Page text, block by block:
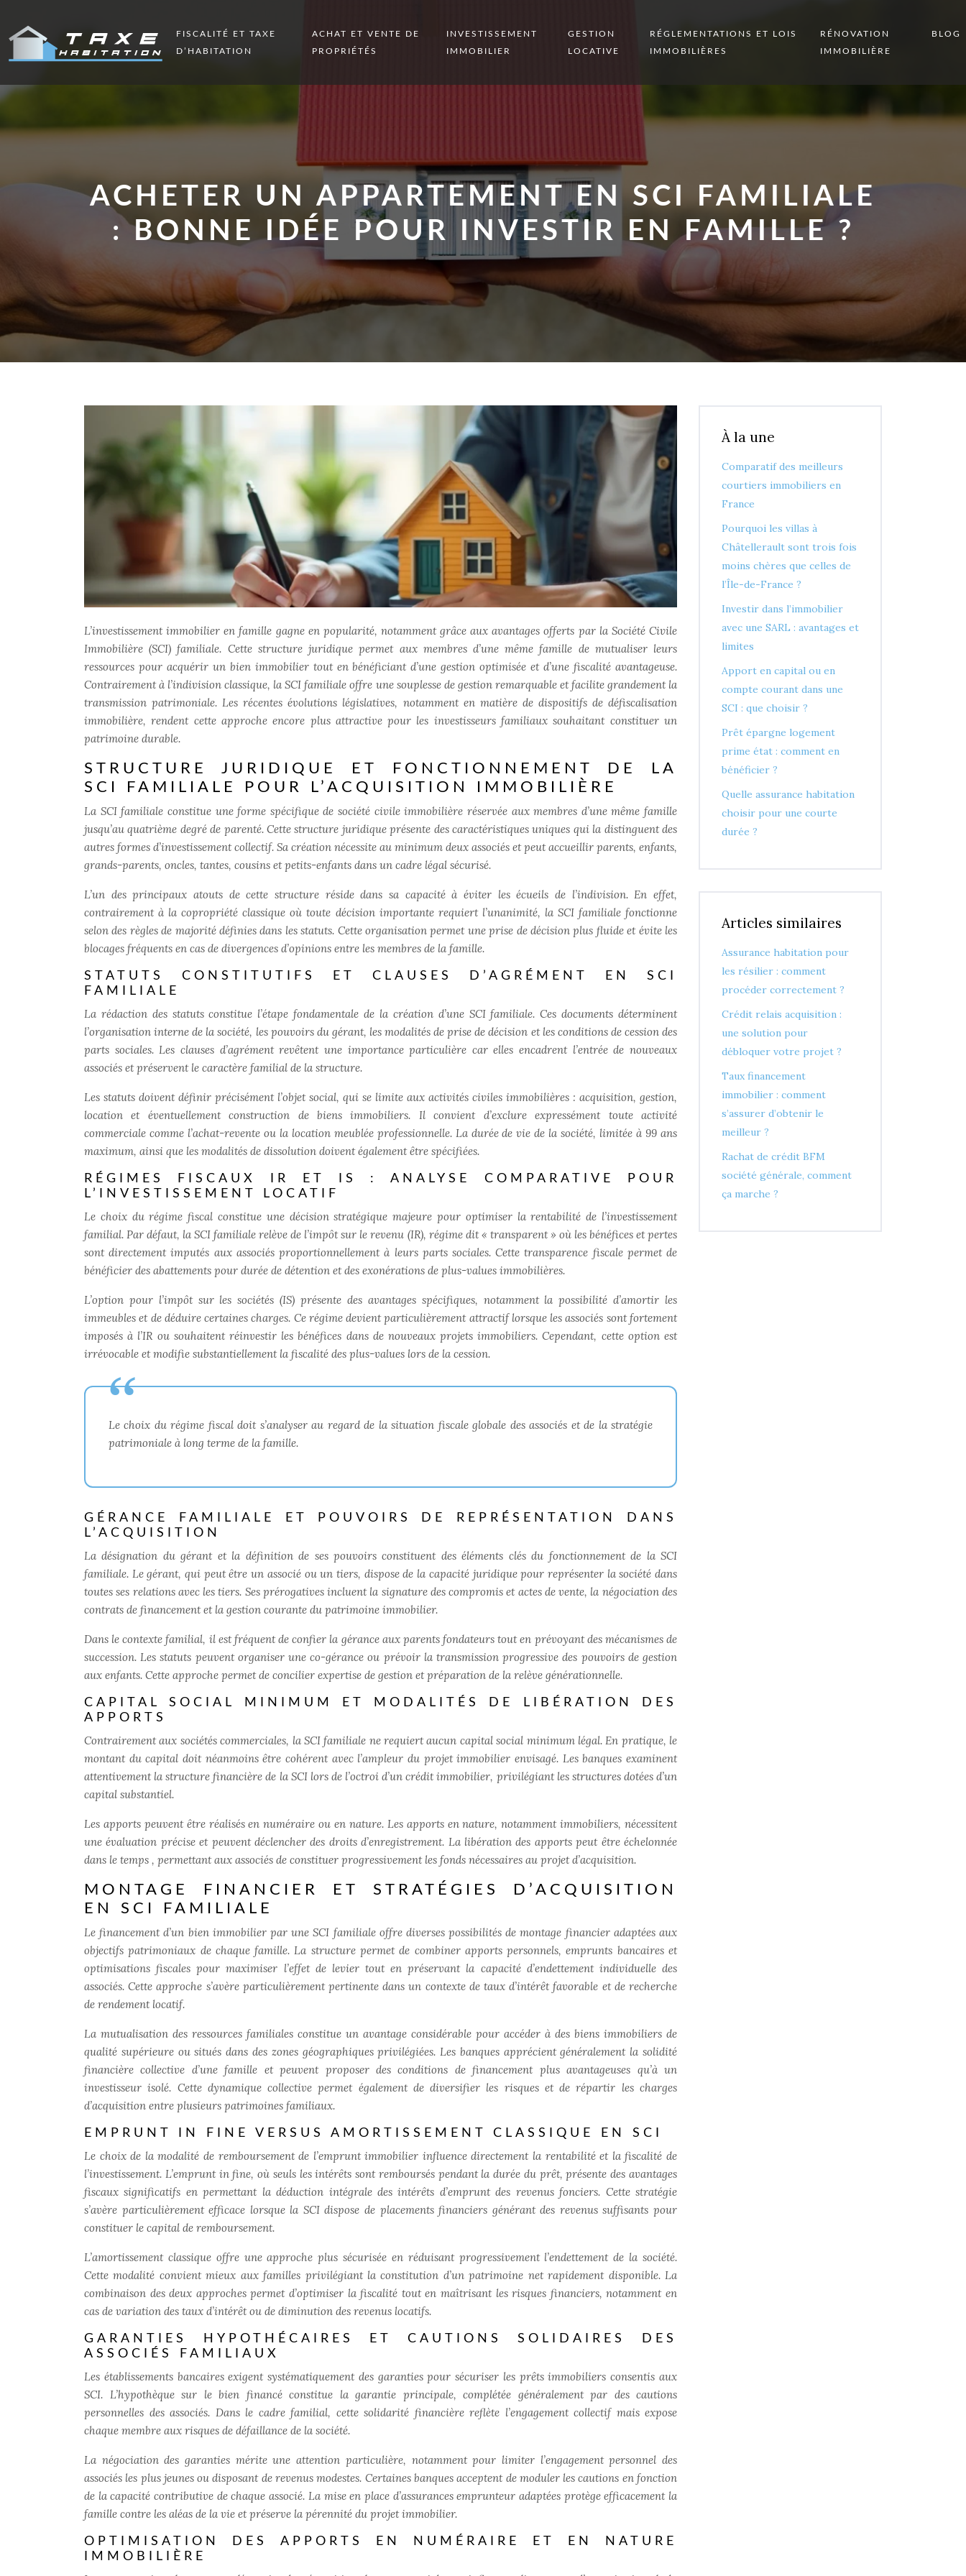
FISCALITÉ ET TAXE
D’HABITATION
ACHAT ET VENTE DE
PROPRIÉTÉS
INVESTISSEMENT
IMMOBILIER
GESTION
LOCATIVE
RÉGLEMENTATIONS ET LOIS
IMMOBILIÈRES
RÉNOVATION
IMMOBILIÈRE
BLOG
ACHETER UN APPARTEMENT EN SCI FAMILIALE
: BONNE IDÉE POUR INVESTIR EN FAMILLE ?
L’investissement immobilier en famille gagne en popularité, notamment grâce aux avantages offerts par la Société Civile
Immobilière (SCI) familiale. Cette structure juridique permet aux membres d’une même famille de mutualiser leurs
ressources pour acquérir un bien immobilier tout en bénéficiant d’une gestion optimisée et d’une fiscalité avantageuse.
Contrairement à l’indivision classique, la SCI familiale offre une souplesse de gestion remarquable et facilite grandement la
transmission patrimoniale. Les récentes évolutions législatives, notamment en matière de dispositifs de défiscalisation
immobilière, rendent cette approche encore plus attractive pour les investisseurs familiaux souhaitant constituer un
patrimoine durable.
STRUCTURE JURIDIQUE ET FONCTIONNEMENT DE LA
SCI FAMILIALE POUR L’ACQUISITION IMMOBILIÈRE
La SCI familiale constitue une forme spécifique de société civile immobilière réservée aux membres d’une même famille
jusqu’au quatrième degré de parenté. Cette structure juridique présente des caractéristiques uniques qui la distinguent des
autres formes d’investissement collectif. Sa création nécessite au minimum deux associés et peut accueillir parents, enfants,
grands-parents, oncles, tantes, cousins et petits-enfants dans un cadre légal sécurisé.
L’un des principaux atouts de cette structure réside dans sa capacité à éviter les écueils de l’indivision. En effet,
contrairement à la copropriété classique où toute décision importante requiert l’unanimité, la SCI familiale fonctionne
selon des règles de majorité définies dans les statuts. Cette organisation permet une prise de décision plus fluide et évite les
blocages fréquents en cas de divergences d’opinions entre les membres de la famille.
STATUTS CONSTITUTIFS ET CLAUSES D’AGRÉMENT EN SCI
FAMILIALE
La rédaction des statuts constitue l’étape fondamentale de la création d’une SCI familiale. Ces documents déterminent
l’organisation interne de la société, les pouvoirs du gérant, les modalités de prise de décision et les conditions de cession des
parts sociales.Les clauses d’agrément revêtent une importance particulière car elles encadrent l’entrée de nouveaux
associés et préservent le caractère familial de la structure.
Les statuts doivent définir précisément l’objet social, qui se limite aux activités civiles immobilières : acquisition, gestion,
location et éventuellement construction de biens immobiliers. Il convient d’exclure expressément toute activité
commerciale comme l’achat-revente ou la location meublée professionnelle. La durée de vie de la société, limitée à 99 ans
maximum, ainsi que les modalités de dissolution doivent également être spécifiées.
RÉGIMES FISCAUX IR ET IS : ANALYSE COMPARATIVE POUR
L’INVESTISSEMENT LOCATIF
Le choix du régime fiscal constitue une décision stratégique majeure pour optimiser la rentabilité de l’investissement
familial. Par défaut, la SCI familiale relève de l’impôt sur le revenu (IR), régime dit « transparent » où les bénéfices et pertes
sont directement imputés aux associés proportionnellement à leurs parts sociales. Cette transparence fiscale permet de
bénéficier des abattements pour durée de détention et des exonérations de plus-values immobilières.
L’option pour l’impôt sur les sociétés (IS) présente des avantages spécifiques, notamment la possibilité d’amortir les
immeubles et de déduire certaines charges. Ce régime devient particulièrement attractif lorsque les associés sont fortement
imposés à l’IR ou souhaitent réinvestir les bénéfices dans de nouveaux projets immobiliers. Cependant, cette option est
irrévocable et modifie substantiellement la fiscalité des plus-values lors de la cession.
Le choix du régime fiscal doit s’analyser au regard de la situation fiscale globale des associés et de la stratégie
patrimoniale à long terme de la famille.
GÉRANCE FAMILIALE ET POUVOIRS DE REPRÉSENTATION DANS
L’ACQUISITION
La désignation du gérant et la définition de ses pouvoirs constituent des éléments clés du fonctionnement de la SCI
familiale. Le gérant, qui peut être un associé ou un tiers, dispose de la capacité juridique pour représenter la société dans
toutes ses relations avec les tiers. Ses prérogatives incluent la signature des compromis et actes de vente, la négociation des
contrats de financement et la gestion courante du patrimoine immobilier.
Dans le contexte familial, il est fréquent de confier la gérance aux parents fondateurs tout en prévoyant des mécanismes de
succession. Les statuts peuvent organiser une co-gérance ou prévoir la transmission progressive des pouvoirs de gestion
aux enfants. Cette approche permet de concilier expertise de gestion et préparation de la relève générationnelle.
CAPITAL SOCIAL MINIMUM ET MODALITÉS DE LIBÉRATION DES
APPORTS
Contrairement aux sociétés commerciales, la SCI familiale ne requiert aucun capital social minimum légal. En pratique, le
montant du capital doit néanmoins être cohérent avec l’ampleur du projet immobilier envisagé. Les banques examinent
attentivement la structure financière de la SCI lors de l’octroi d’un crédit immobilier, privilégiant les structures dotées d’un
capital substantiel.
Les apports peuvent être réalisés en numéraire ou en nature. Les apports en nature, notamment immobiliers, nécessitent
une évaluation précise et peuvent déclencher des droits d’enregistrement. La libération des apports peut être échelonnée
dans le temps , permettant aux associés de constituer progressivement les fonds nécessaires au projet d’acquisition.
MONTAGE FINANCIER ET STRATÉGIES D’ACQUISITION
EN SCI FAMILIALE
Le financement d’un bien immobilier par une SCI familiale offre diverses possibilités de montage financier adaptées aux
objectifs patrimoniaux de chaque famille. La structure permet de combiner apports personnels, emprunts bancaires et
optimisations fiscales pour maximiser l’effet de levier tout en préservant la capacité d’endettement individuelle des
associés. Cette approche s’avère particulièrement pertinente dans un contexte de taux d’intérêt favorable et de recherche
de rendement locatif.
La mutualisation des ressources familiales constitue un avantage considérable pour accéder à des biens immobiliers de
qualité supérieure ou situés dans des zones géographiques privilégiées. Les banques apprécient généralement la solidité
financière collective d’une famille et peuvent proposer des conditions de financement plus avantageuses qu’à un
investisseur isolé. Cette dynamique collective permet également de diversifier les risques et de répartir les charges
d’acquisition entre plusieurs patrimoines familiaux.
EMPRUNT IN FINE VERSUS AMORTISSEMENT CLASSIQUE EN SCI
Le choix de la modalité de remboursement de l’emprunt immobilier influence directement la rentabilité et la fiscalité de
l’investissement. L’emprunt in fine, où seuls les intérêts sont remboursés pendant la durée du prêt, présente des avantages
fiscaux significatifs en permettant la déduction intégrale des intérêts d’emprunt des revenus fonciers. Cette stratégie
s’avère particulièrement efficace lorsque la SCI dispose de placements financiers générant des revenus suffisants pour
constituer le capital de remboursement.
L’amortissement classique offre une approche plus sécurisée en réduisant progressivement l’endettement de la société.
Cette modalité convient mieux aux familles privilégiant la constitution d’un patrimoine net rapidement disponible. La
combinaison des deux approchespermet d’optimiser la fiscalité tout en maîtrisant les risques financiers, notamment en
cas de variation des taux d’intérêt ou de diminution des revenus locatifs.
GARANTIES HYPOTHÉCAIRES ET CAUTIONS SOLIDAIRES DES
ASSOCIÉS FAMILIAUX
Les établissements bancaires exigent systématiquement des garanties pour sécuriser les prêts immobiliers consentis aux
SCI. L’hypothèque sur le bien financé constitue la garantie principale, complétée généralement par des cautions
personnelles des associés. Dans le cadre familial, cette solidarité financière reflète l’engagement collectif mais expose
chaque membre aux risques de défaillance de la société.
La négociation des garanties mérite une attention particulière, notamment pour limiter l’engagement personnel des
associés les plus jeunes ou disposant de revenus modestes. Certaines banques acceptent de moduler les cautions en fonction
de la capacité contributive de chaque associé. La mise en place d’assurances emprunteur adaptées protège efficacement la
famille contre les aléas de la vie et préserve la pérennité du projet immobilier.
OPTIMISATION DES APPORTS EN NUMÉRAIRE ET EN NATURE
IMMOBILIÈRE
À la une
Comparatif des meilleurs
courtiers immobiliers en
France
Pourquoi les villas à
Châtellerault sont trois fois
moins chères que celles de
l’Île-de-France ?
Investir dans l’immobilier
avec une SARL : avantages et
limites
Apport en capital ou en
compte courant dans une
SCI : que choisir ?
Prêt épargne logement
prime état : comment en
bénéficier ?
Quelle assurance habitation
choisir pour une courte
durée ?
Articles similaires
Assurance habitation pour
les résilier : comment
procéder correctement ?
Crédit relais acquisition :
une solution pour
débloquer votre projet ?
Taux financement
immobilier : comment
s’assurer d’obtenir le
meilleur ?
Rachat de crédit BFM
société générale, comment
ça marche ?